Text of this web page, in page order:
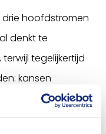
drie hoofdstromen
denkt te
tegelijkertijd
kansen
en fundamenten